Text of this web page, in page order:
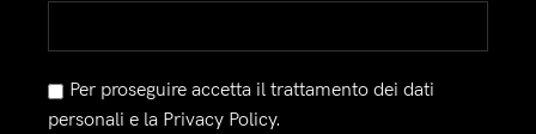
Per proseguire accetta il trattamento dei dati
personali e la Privacy Policy.